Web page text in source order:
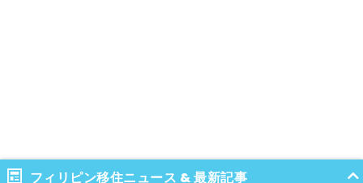
フィリピン移住ニュース & 最新記事